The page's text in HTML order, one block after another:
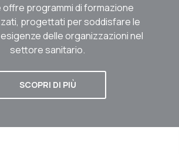
programmi di formazione
progettati per soddisfare le
delle organizzazioni nel
settore sanitario.
SCOPRI DI PIÙ